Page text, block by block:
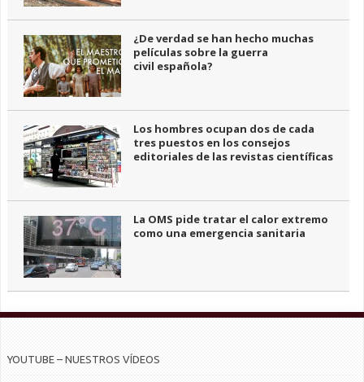
¿De verdad se han hecho muchas
películas sobre la guerra
civil española?
Los hombres ocupan dos de cada
tres puestos en los consejos
editoriales de las revistas científicas
La OMS pide tratar el calor extremo
como una emergencia sanitaria
YOUTUBE – NUESTROS VÍDEOS